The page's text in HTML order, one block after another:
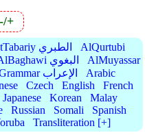
-/+
AtTabariy الطبري
AlQurtubi
AlBaghawi البغوي
AlMuyassar
Grammar الإعراب
Arabic
Czech English
French
Japanese Korean
Malay
Russian Somali
Spanish
Transliteration [+]